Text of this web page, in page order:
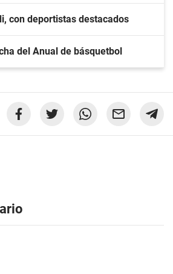
con deportistas destacados
del Anual de básquetbol